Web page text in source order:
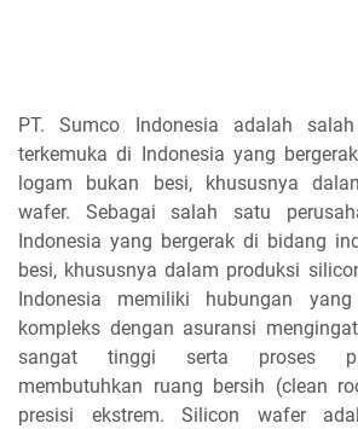
PT. Sumco Indonesia adalah
terkemuka di Indonesia yang
logam bukan besi, khususnya
wafer. Sebagai salah satu
Indonesia yang bergerak di bidang
besi, khususnya dalam produksi
Indonesia memiliki hubungan
kompleks dengan asuransi
sangat tinggi serta proses
membutuhkan ruang bersih (clean
presisi ekstrem. Silicon wafer